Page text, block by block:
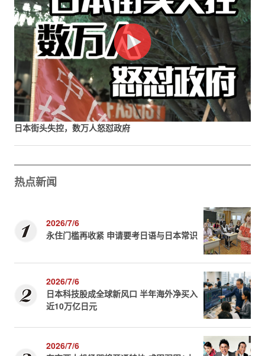
日本街头失控，数万人怒怼政府
热点新闻
2026/7/6
永住门槛再收紧 申请要考日语与日本常识
2026/7/6
日本科技股成全球新风口 半年海外净买入
近10万亿日元
2026/7/6